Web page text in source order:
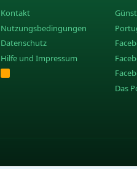
Kontakt
Nutzungsbedingungen
Datenschutz
Hilfe und Impressum
R
Das